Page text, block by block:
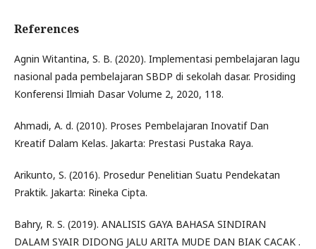
References
Agnin Witantina, S. B. (2020). Implementasi pembelajaran lagu
nasional pada pembelajaran SBDP di sekolah dasar. Prosiding
Konferensi Ilmiah Dasar Volume 2, 2020, 118.
Ahmadi, A. d. (2010). Proses Pembelajaran Inovatif Dan
Kreatif Dalam Kelas. Jakarta: Prestasi Pustaka Raya.
Arikunto, S. (2016). Prosedur Penelitian Suatu Pendekatan
Praktik. Jakarta: Rineka Cipta.
Bahry, R. S. (2019). ANALISIS GAYA BAHASA SINDIRAN
DALAM SYAIR DIDONG JALU ARITA MUDE DAN BIAK CACAK .